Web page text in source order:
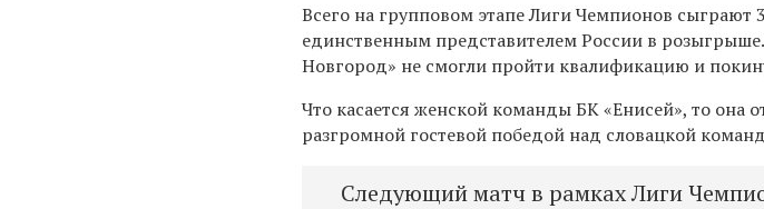
Всего на групповом этапе Лиги Чемпионов сыграют
единственным представителем России в
Новгород» не смогли пройти квалификацию и
Что касается женской командыБК «Енисей», то она
разгромной гостевой победой над словацкой
Следующий матч в рамках Лиги